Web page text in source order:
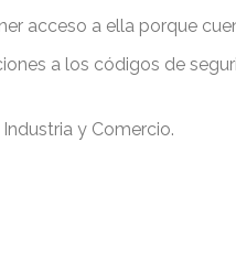
acceso a ella porque
a los códigos de
y Comercio.